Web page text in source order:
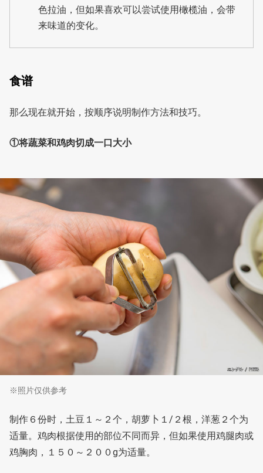
色拉油，但如果喜欢可以尝试使用橄榄油，会带
来味道的变化。
食谱
那么现在就开始，按顺序说明制作方法和技巧。
①将蔬菜和鸡肉切成一口大小
※照片仅供参考
制作６份时，土豆１～２个，胡萝卜１/２根，洋葱２个为
适量。鸡肉根据使用的部位不同而异，但如果使用鸡腿肉或
鸡胸肉，１５０～２００g为适量。